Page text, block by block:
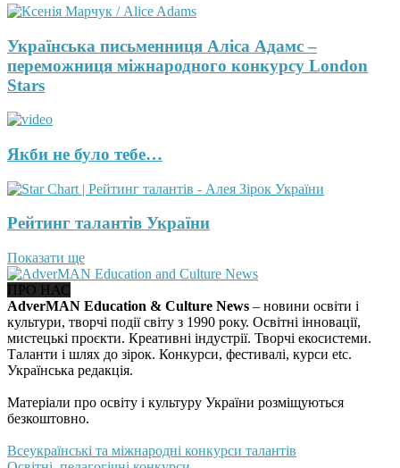
Українська письменниця Аліса Адамс –
переможниця міжнародного конкурсу London
Stars
Якби не було тебе…
Рейтинг талантів України
Показати ще
ПРО НАС
AdverMAN Education & Culture News – новини освіти і
культури, творчі події світу з 1990 року. Освітні інновації,
мистецькі проєкти. Креативні індустрії. Творчі екосистеми.
Таланти і шлях до зірок. Конкурси, фестивалі, курси etc.
Українська редакція.
Матеріали про освіту і культуру України розміщуються
безкоштовно.
Всеукраїнські та міжнародні конкурси талантів